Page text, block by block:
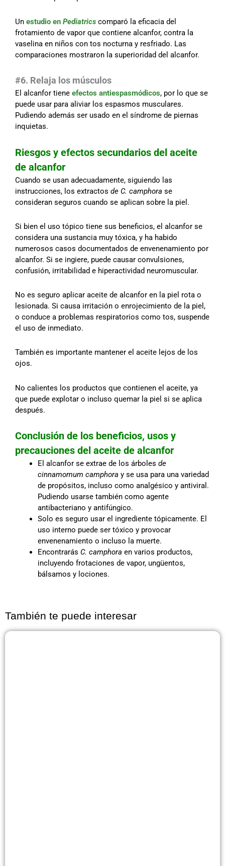
Un estudio en Pediatrics comparó la eficacia del
frotamiento de vapor que contiene alcanfor, contra la
vaselina en niños con tos nocturna y resfriado. Las
comparaciones mostraron la superioridad del alcanfor.
#6. Relaja los músculos
El alcanfor tiene efectos antiespasmódicos, por lo que se
puede usar para aliviar los espasmos musculares.
Pudiendo además ser usado en el síndrome de piernas
inquietas.
Riesgos y efectos secundarios del aceite
de alcanfor
Cuando se usan adecuadamente, siguiendo las
instrucciones, los extractos de C. camphora se
consideran seguros cuando se aplican sobre la piel.
Si bien el uso tópico tiene sus beneficios, el alcanfor se
considera una sustancia muy tóxica, y ha habido
numerosos casos documentados de envenenamiento por
alcanfor. Si se ingiere, puede causar convulsiones,
confusión, irritabilidad e hiperactividad neuromuscular.
No es seguro aplicar aceite de alcanfor en la piel rota o
lesionada. Si causa irritación o enrojecimiento de la piel,
o conduce a problemas respiratorios como tos, suspende
el uso de inmediato.
También es importante mantener el aceite lejos de los
ojos.
No calientes los productos que contienen el aceite, ya
que puede explotar o incluso quemar la piel si se aplica
después.
Conclusión de los beneficios, usos y
precauciones del aceite de alcanfor
El alcanfor se extrae de los árboles de
cinnamomum camphora y se usa para una variedad
de propósitos, incluso como analgésico y antiviral.
Pudiendo usarse también como agente
antibacteriano y antifúngico.
Solo es seguro usar el ingrediente tópicamente. El
uso interno puede ser tóxico y provocar
envenenamiento o incluso la muerte.
Encontrarás C. camphora en varios productos,
incluyendo frotaciones de vapor, ungüentos,
bálsamos y lociones.
También te puede interesar